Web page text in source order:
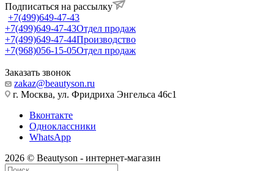
Подписаться на рассылку
+7(499)649-47-43
+7(499)649-47-43Отдел продаж
+7(499)649-47-44Производство
+7(968)056-15-05Отдел продаж
Заказать звонок
zakaz@beautyson.ru
г. Москва, ул. Фридриха Энгельса 46с1
Вконтакте
Одноклассники
WhatsApp
2026 © Beautyson - интернет-магазин